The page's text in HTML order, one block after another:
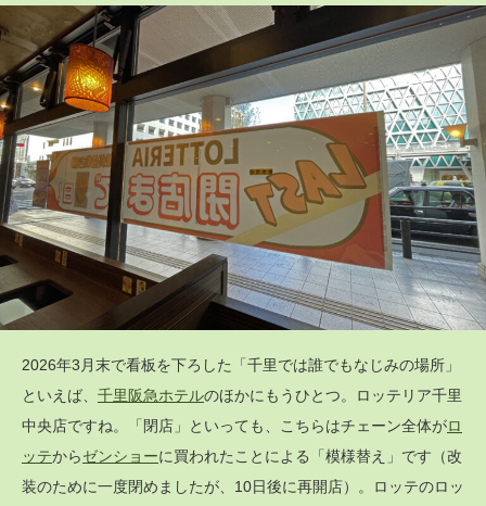
2026年3月末で看板を下ろした「千里では誰でもなじみの場所」
といえば、 千里阪急ホテルのほかにもうひとつ。ロッテリア千里
中央店ですね。「閉店」といっても、こちらはチェーン全体がロ
ッテからゼンショーに買われたことによる「模様替え」です（改
装のために一度閉めましたが、10日後に再開店）。ロッテのロッ